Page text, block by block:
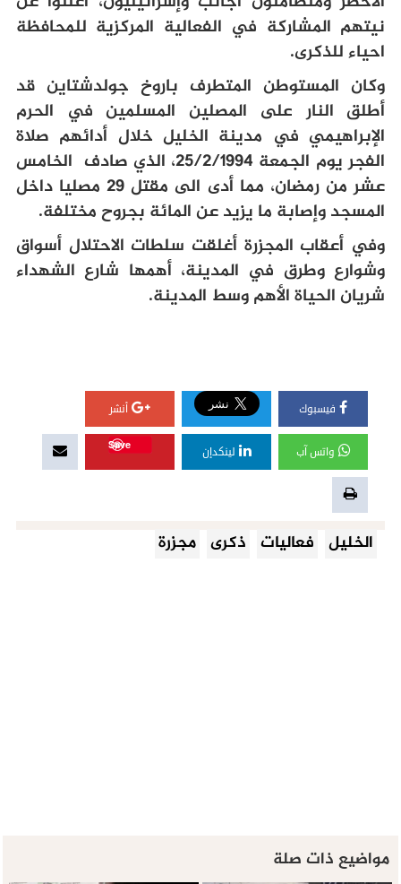
نيتهم المشاركة في الفعالية المركزية للمحافظة
احياء للذكرى.
وكان المستوطن المتطرف باروخ جولدشتاين قد
أطلق النار على المصلين المسلمين في الحرم
الإبراهيمي في مدينة الخليل خلال أدائهم صلاة
الفجر يوم الجمعة 25/2/1994، الذي صادف الخامس
عشر من رمضان، مما أدى الى مقتل 29 مصليا داخل
المسجد وإصابة ما يزيد عن المائة بجروح مختلفة.
وفي أعقاب المجزرة أغلقت سلطات الاحتلال أسواق
وشوارع وطرق في المدينة، أهمها شارع الشهداء
شريان الحياة الأهم وسط المدينة.
فيسبوك أنشر
واتس آب لينكدإن
Save
الخليل فعاليات ذكرى مجزرة
مواضيع ذات صلة